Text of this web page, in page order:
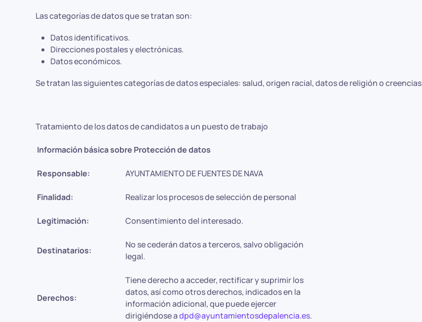
Las categorías de datos que se tratan son:
Datos identificativos.
Direcciones postales y electrónicas.
Datos económicos.
Se tratan las siguientes categorías de datos especiales: salud, origen racial, datos de religión o creencias
Tratamiento de los datos de candidatos a un puesto de trabajo
Información básica sobre Protección de datos
Responsable: AYUNTAMIENTO DE FUENTES DE NAVA
Finalidad: Realizar los procesos de selección de personal
Legitimación: Consentimiento del interesado.
Destinatarios:
No se cederán datos a terceros, salvo obligación
legal.
Derechos:
Tiene derecho a acceder, rectificar y suprimir los
datos, así como otros derechos, indicados en la
información adicional, que puede ejercer
dirigiéndose adpd@ayuntamientosdepalencia.es.